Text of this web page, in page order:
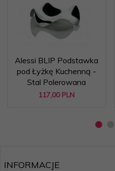
Alessi BLIP Podstawka
pod Łyżkę Kuchenną -
Stal Polerowana
117,00 PLN
INFORMACJE